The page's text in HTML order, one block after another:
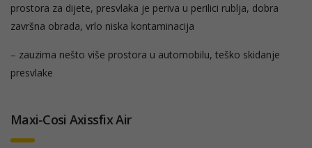
prostora za dijete, presvlaka je periva u perilici rublja, dobra
završna obrada, vrlo niska kontaminacija
– zauzima nešto više prostora u automobilu, teško skidanje
presvlake
Maxi-Cosi Axissfix Air